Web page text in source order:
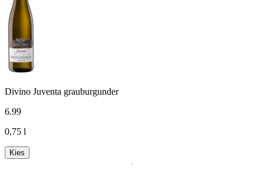
Divino Juventa grauburgunder
6.99
0,75 l
Kies